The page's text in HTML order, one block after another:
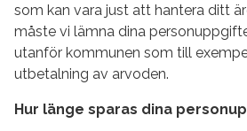
som kan vara just att hantera ditt
måste vi lämna dina
utanför kommunen som till
utbetalning av arvoden.
Hur länge sparas dina